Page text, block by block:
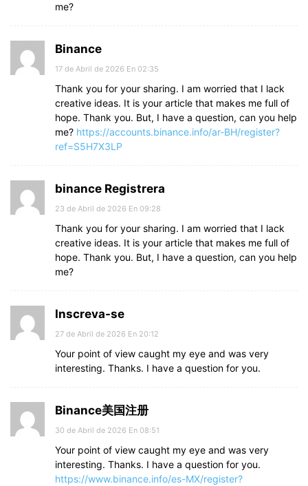
me?
Binance
17 de Abril de 2026 En 02:35
Thank you for your sharing. I am worried that I lack
creative ideas. It is your article that makes me full of
hope. Thank you. But, I have a question, can you help
me? https://accounts.binance.info/ar-BH/register?
ref=S5H7X3LP
binance Registrera
23 de Abril de 2026 En 09:28
Thank you for your sharing. I am worried that I lack
creative ideas. It is your article that makes me full of
hope. Thank you. But, I have a question, can you help
me?
Inscreva-se
27 de Abril de 2026 En 20:12
Your point of view caught my eye and was very
interesting. Thanks. I have a question for you.
Binance美国注册
30 de Abril de 2026 En 08:51
Your point of view caught my eye and was very
interesting. Thanks. I have a question for you.
https://www.binance.info/es-MX/register?